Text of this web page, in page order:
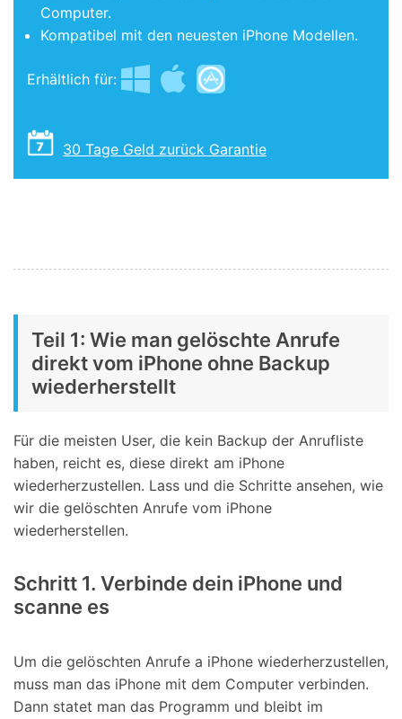
Computer.
Kompatibel mit den neuesten iPhone Modellen.
Erhältlich für:
30 Tage Geld zurück Garantie
Teil 1: Wie man gelöschte Anrufe
direkt vom iPhone ohne Backup
wiederherstellt
Für die meisten User, die kein Backup der Anrufliste
haben, reicht es, diese direkt am iPhone
wiederherzustellen. Lass und die Schritte ansehen, wie
wir die gelöschten Anrufe vom iPhone
wiederherstellen.
Schritt 1. Verbinde dein iPhone und
scanne es
Um die gelöschten Anrufe a iPhone wiederherzustellen,
muss man das iPhone mit dem Computer verbinden.
Dann statet man das Programm und bleibt im